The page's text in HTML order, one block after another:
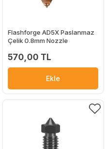
Flashforge AD5X Paslanmaz
Çelik 0.8mm Nozzle
570,00 TL
Ekle